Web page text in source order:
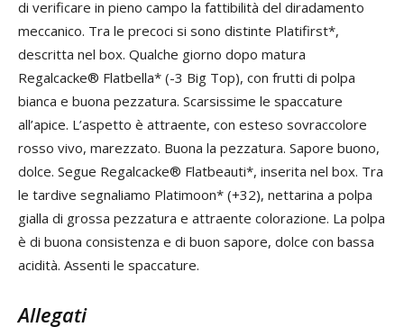
di verificare in pieno campo la fattibilità del diradamento
meccanico. Tra le precoci si sono distinte Platifirst*,
descritta nel box. Qualche giorno dopo matura
Regalcacke® Flatbella* (-3 Big Top), con frutti di polpa
bianca e buona pezzatura. Scarsissime le spaccature
all’apice. L’aspetto è attraente, con esteso sovraccolore
rosso vivo, marezzato. Buona la pezzatura. Sapore buono,
dolce. Segue Regalcacke® Flatbeauti*, inserita nel box. Tra
le tardive segnaliamo Platimoon* (+32), nettarina a polpa
gialla di grossa pezzatura e attraente colorazione. La polpa
è di buona consistenza e di buon sapore, dolce con bassa
acidità. Assenti le spaccature.
Allegati